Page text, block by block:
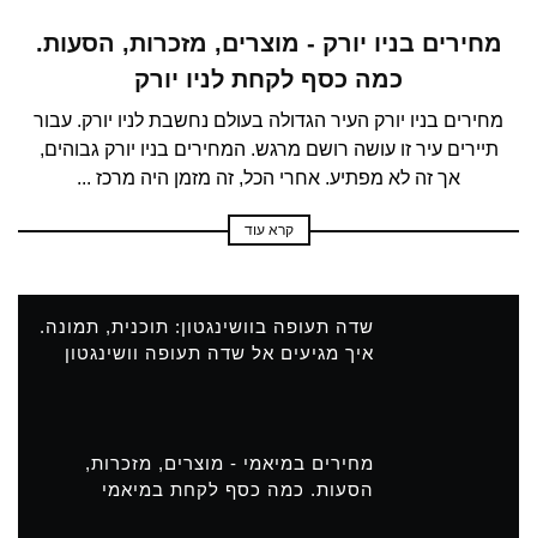
מחירים בניו יורק - מוצרים, מזכרות, הסעות.
כמה כסף לקחת לניו יורק
מחירים בניו יורק העיר הגדולה בעולם נחשבת לניו יורק. עבור
תיירים עיר זו עושה רושם מרגש. המחירים בניו יורק גבוהים,
אך זה לא מפתיע. אחרי הכל, זה מזמן היה מרכז ...
קרא עוד
שדה תעופה בוושינגטון: תוכנית, תמונה.
איך מגיעים אל שדה תעופה וושינגטון
מחירים במיאמי - מוצרים, מזכרות,
הסעות. כמה כסף לקחת במיאמי